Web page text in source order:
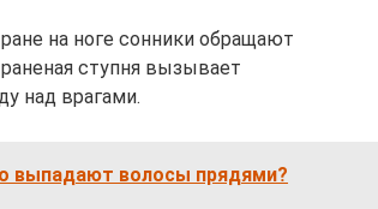
на ноге сонники обращают
ступня вызывает
над врагами.
выпадают волосы прядями?